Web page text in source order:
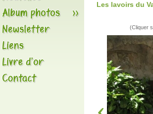
Les lavoirs du
(Cliquer